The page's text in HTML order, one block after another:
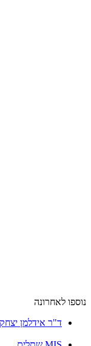
נוספו לאחרונה
ד"ר אידלמן